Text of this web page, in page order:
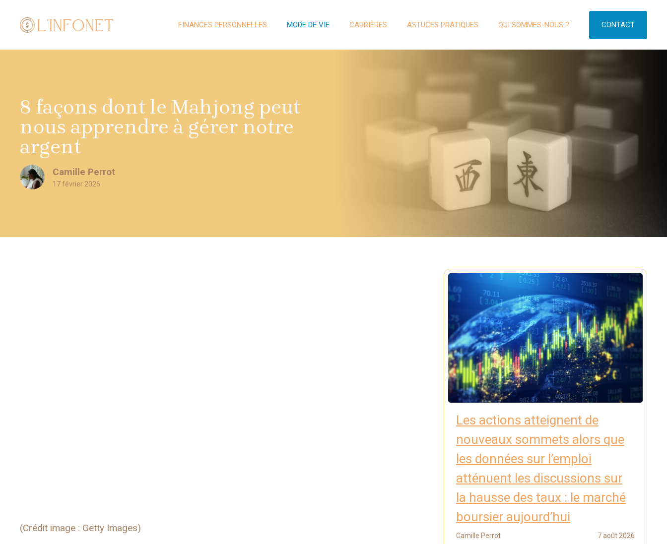
contenu
FINANCES PERSONNELLES MODE DE VIE CARRIÈRES ASTUCES PRATIQUES QUI SOMMES-NOUS ? CONTACT
8 façons dont le Mahjong peut
nous apprendre à gérer notre
argent
Camille Perrot
17 février 2026
(Crédit image : Getty Images)
Les actions atteignent de
nouveaux sommets alors que
les données sur l’emploi
atténuent les discussions sur
la hausse des taux : le marché
boursier aujourd’hui
Camille Perrot 7 août 2026